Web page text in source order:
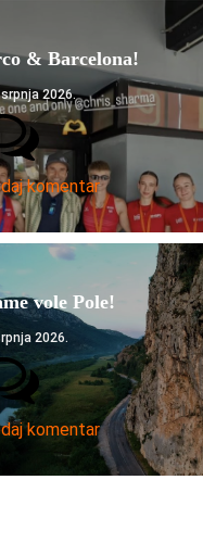
& Barcelona!
2026.
komentar
vole Pole!
2026.
komentar